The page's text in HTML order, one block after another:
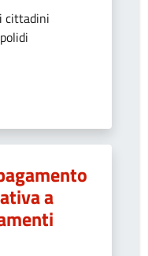
cittadini
a